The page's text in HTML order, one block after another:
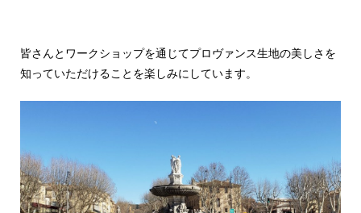
皆さんとワークショップを通じてプロヴァンス生地の美しさを
知っていただけることを楽しみにしています。